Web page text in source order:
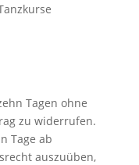
Tagen ohne
zu widerrufen.
Tage ab
auszuüben,